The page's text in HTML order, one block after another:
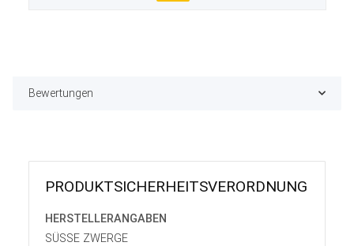
Bewertungen
PRODUKT­SICHER­HEITS­VER­ORD­NUNG
HERSTELLER­ANGABEN
SÜSSE ZWERGE